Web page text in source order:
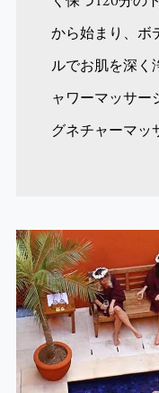
から始まり、ボ
ルでお肌を深く
ャワーマッサー
グネチャーマッ